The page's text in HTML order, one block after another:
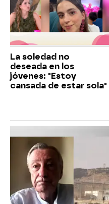
La soledad no
deseada en los
jóvenes: "Estoy
cansada de estar sola"